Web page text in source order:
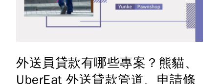
外送員貸款有哪些專案？熊貓、
UberEat 外送貸款管道、申請條